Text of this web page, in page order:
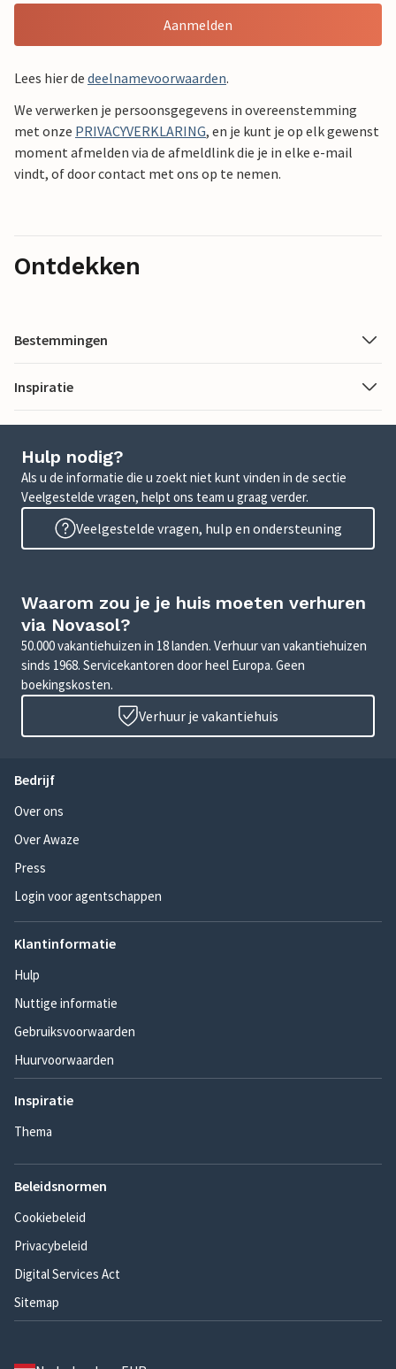
Aanmelden
Lees hier de deelnamevoorwaarden.
We verwerken je persoonsgegevens in overeenstemming
met onze PRIVACYVERKLARING, en je kunt je op elk gewenst
moment afmelden via de afmeldlink die je in elke e-mail
vindt, of door contact met ons op te nemen.
Ontdekken
Bestemmingen
Inspiratie
Hulp nodig?
Als u de informatie die u zoekt niet kunt vinden in de sectie
Veelgestelde vragen, helpt ons team u graag verder.
Veelgestelde vragen, hulp en ondersteuning
Waarom zou je je huis moeten verhuren
via Novasol?
50.000 vakantiehuizen in 18 landen. Verhuur van vakantiehuizen
sinds 1968. Servicekantoren door heel Europa. Geen
boekingskosten.
Verhuur je vakantiehuis
Bedrijf
Over ons
Over Awaze
Press
Login voor agentschappen
Klantinformatie
Hulp
Nuttige informatie
Gebruiksvoorwaarden
Huurvoorwaarden
Inspiratie
Thema
Beleidsnormen
Cookiebeleid
Privacybeleid
Digital Services Act
Sitemap